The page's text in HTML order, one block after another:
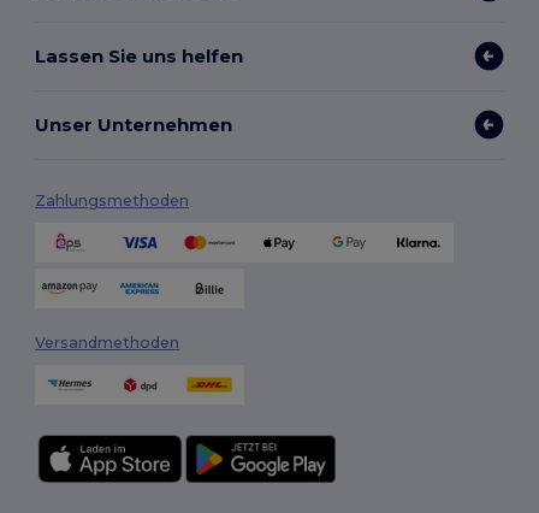
Lassen Sie uns helfen
Unser Unternehmen
Zahlungsmethoden
Versandmethoden